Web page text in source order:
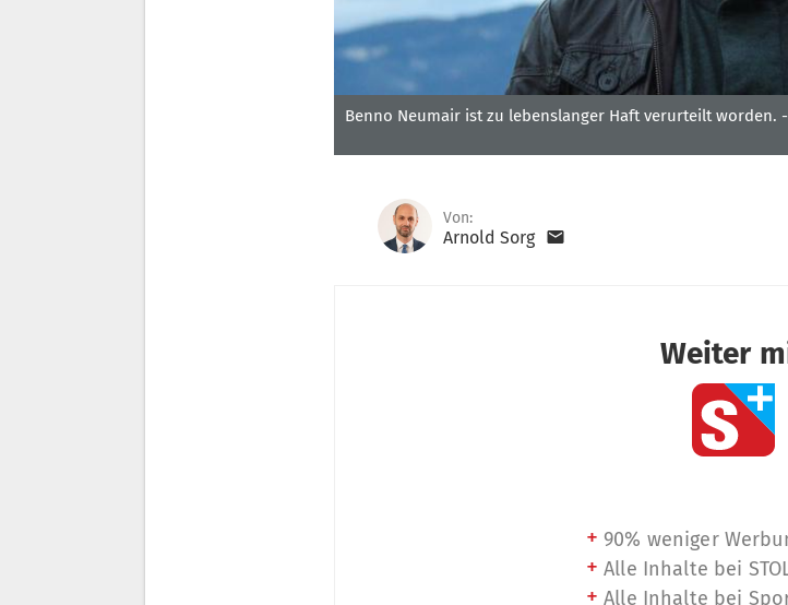
Benno Neumair ist zu lebenslanger Haft verurteilt worden. -
Von:
Arnold Sorg